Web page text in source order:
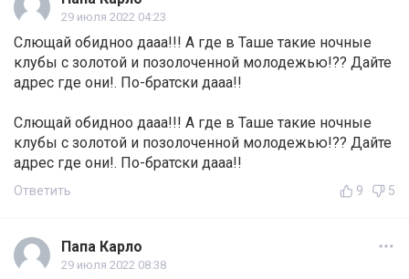
29 июля 2022 04:23
Слющай обидноо дааа!!! А где в Таше такие ночные
клубы с золотой и позолоченной молодежью!?? Дайте
адрес где они!. По-братски дааа!!
Слющай обидноо дааа!!! А где в Таше такие ночные
клубы с золотой и позолоченной молодежью!?? Дайте
адрес где они!. По-братски дааа!!
Ответить 9 5
Папа Карло
29 июля 2022 08:38